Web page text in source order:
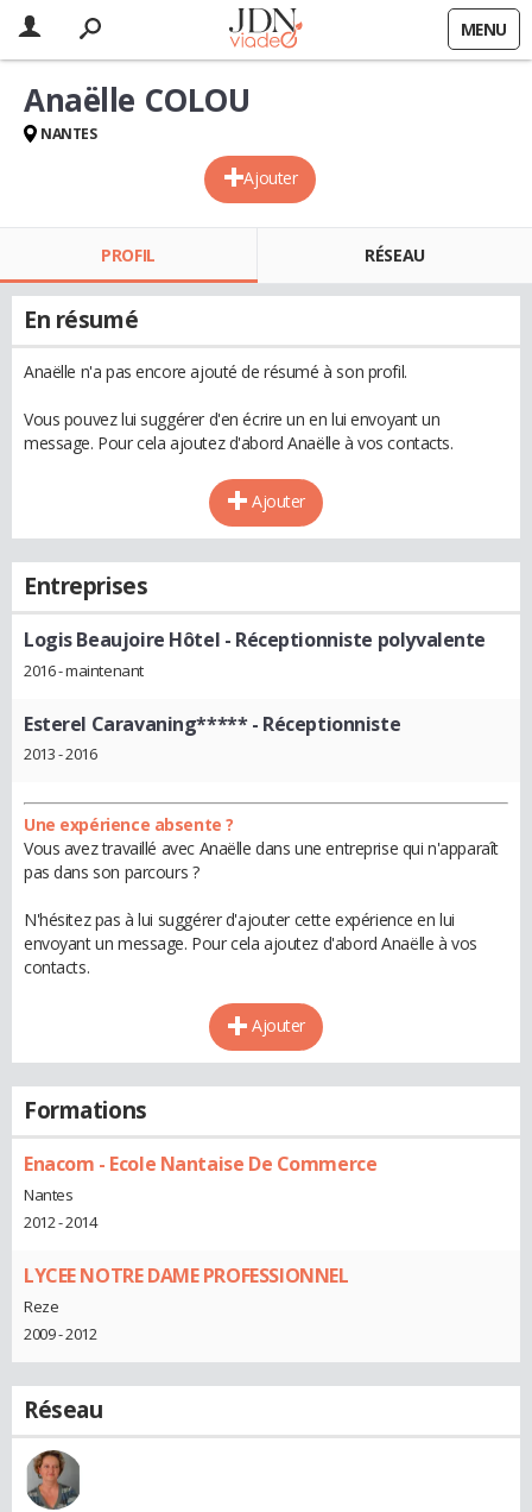
MENU
Ajouter
Anaëlle COLOU
NANTES
PROFIL RÉSEAU
En résumé
Anaëlle n'a pas encore ajouté de résumé à son profil.
Vous pouvez lui suggérer d'en écrire un en lui envoyant un
message. Pour cela ajoutez d'abord Anaëlle à vos contacts.
Ajouter
Entreprises
Logis Beaujoire Hôtel - Réceptionniste polyvalente
2016 - maintenant
Esterel Caravaning*****- Réceptionniste
2013 - 2016
Une expérience absente ?
Vous avez travaillé avec Anaëlle dans une entreprise qui n'apparaît
pas dans son parcours ?
N'hésitez pas à lui suggérer d'ajouter cette expérience en lui
envoyant un message. Pour cela ajoutez d'abord Anaëlle à vos
contacts.
Ajouter
Formations
Enacom - Ecole Nantaise De Commerce
Nantes
2012 - 2014
LYCEE NOTRE DAME PROFESSIONNEL
Reze
2009 - 2012
Réseau